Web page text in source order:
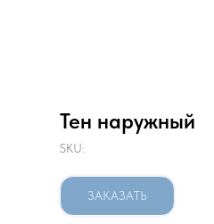
Тен наружный
SKU:
ЗАКАЗАТЬ